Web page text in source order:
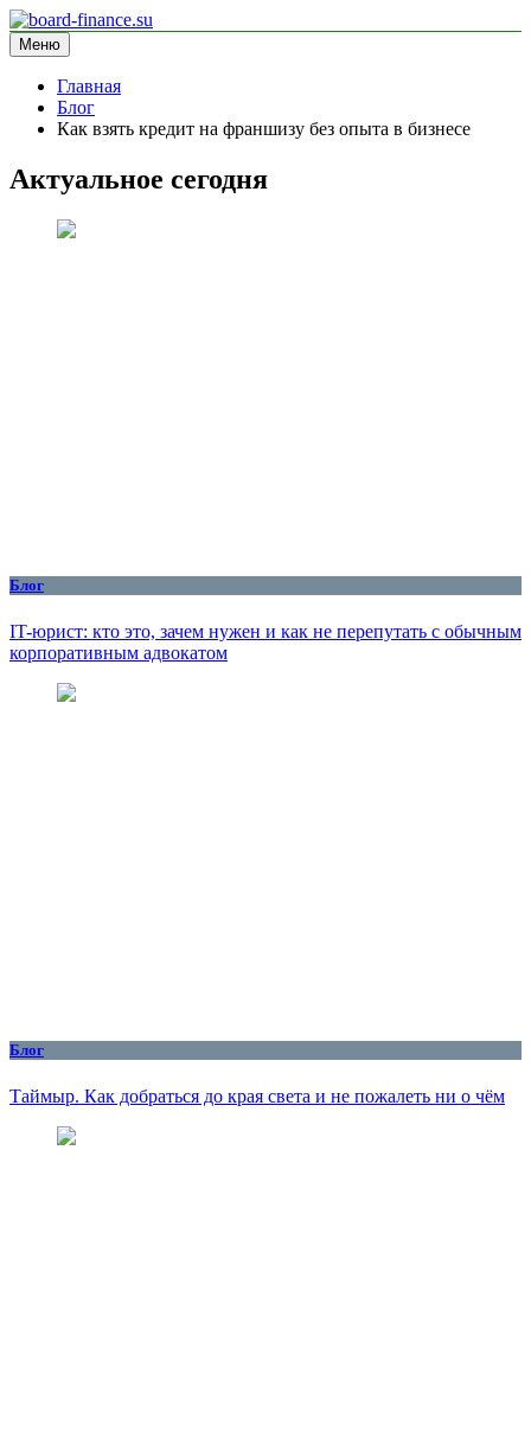
Перейти
к
содержимому
board-finance.su
блог про финансы
Меню
Главная
Блог
Как взять кредит на франшизу без опыта в бизнесе
Актуальное сегодня
Блог
IT-юрист: кто это, зачем нужен и как не перепутать с обычным
корпоративным адвокатом
Блог
Таймыр. Как добраться до края света и не пожалеть ни о чём